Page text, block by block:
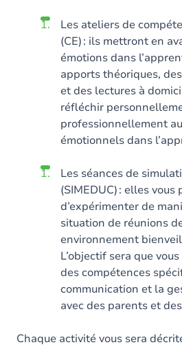
Les ateliersde
(CE) : ils mettront en
émotions dans
apports théoriques,
et des lectures à
réfléchir
professionnellement
émotionnels dans
Les séances de
(SIMEDUC) : elles vous
d’expérimenter de
situation de réunions
environnement
L’objectif sera que
des compétences
communication et la
avec des parents et
Chaque activité vous sera